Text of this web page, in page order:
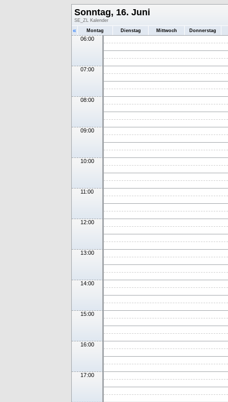
Sonntag, 16. Juni
SE_ZL Kalender
« Montag Dienstag Mittwoch Donnerstag
06:00
07:00
08:00
09:00
10:00
11:00
12:00
13:00
14:00
15:00
16:00
17:00